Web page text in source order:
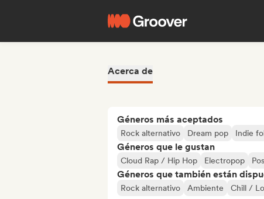
Acerca de
Géneros más aceptados
Rock alternativo Dream pop Indie
Géneros que le gustan
Cloud Rap / Hip Hop Electropop
Géneros que también están
Rock alternativo Ambiente Chill /